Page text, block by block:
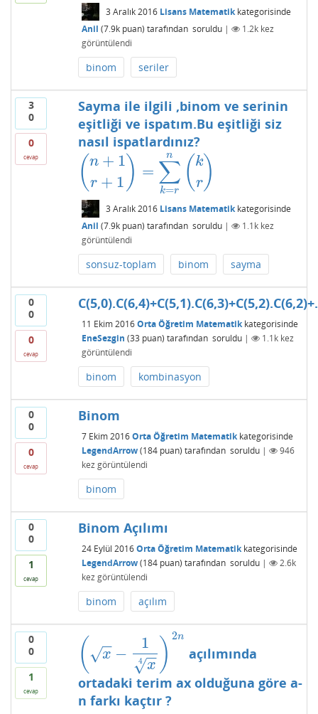
3 Aralık 2016 Lisans Matematikkategorisinde
Anil (7.9kpuan) tarafından soruldu | 1.2kkez
görüntülendi
binom seriler
3
0
0
cevap
Sayma ile ilgili ,binom ve serinin
eşitliği ve ispatım.Bu eşitliği siz
nasıl ispatlardınız?
( n + 1
r + 1 ) = ∑
k=r
n ( k
r)
(n r+ =∑ k= n( r
3 Aralık 2016 Lisans Matematikkategorisinde
Anil (7.9kpuan) tarafından soruldu | 1.1kkez
görüntülendi
sonsuz-toplam binom sayma
0
0
0
cevap
11 Ekim 2016 Orta Öğretim Matematikkategorisinde
EneSezgin (33 puan) tarafından soruldu | 1.1kkez
görüntülendi
binom kombinasyon
0
0
0
cevap
Binom
7 Ekim 2016 Orta Öğretim Matematikkategorisinde
LegendArrow (184puan) tarafından soruldu |
946
kez görüntülendi
binom
0
0
1
cevap
Binom Açılımı
24 Eylül 2016 Orta Öğretim Matematikkategorisinde
LegendArrow (184puan) tarafından soruldu |
2.6k
kez görüntülendi
binom açılım
0
0
1
cevap
( x
−
−
√ −
1
x
−
−
√
4 ) 2n
(x −1x4 )2n
açılımında
ortadaki terim ax olduğuna göre a-
n farkı kaçtır ?